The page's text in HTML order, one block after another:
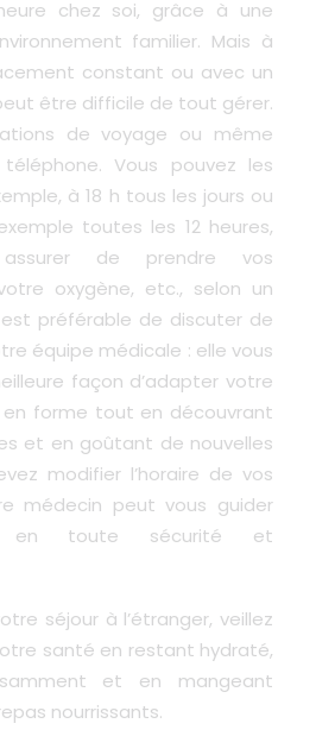
chez soi, grâce à une
familier. Mais à
constant ou avec un
être difficile de tout gérer.
de voyage ou même
Vous pouvez les
à 18 h tous les jours ou
toutes les 12 heures,
de prendre vos
oxygène, etc., selon un
préférable de discuter de
équipe médicale : elle vous
façon d’adapter votre
forme tout en découvrant
et en goûtant de nouvelles
modifier l’horaire de vos
médecin peut vous guider
toute sécurité et
séjour à l’étranger, veillez
santé en restant hydraté,
et en mangeant
nourrissants.